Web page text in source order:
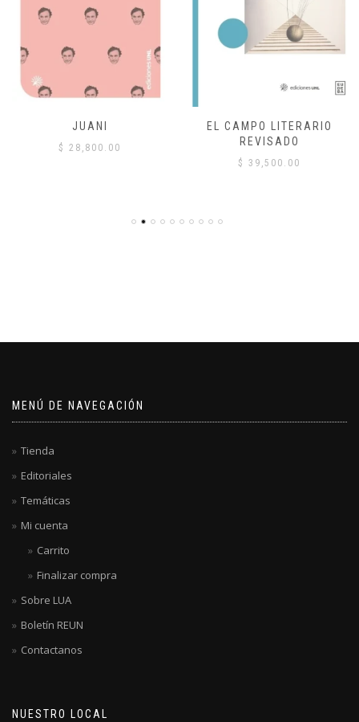
JUANI
$ 28,800.00
EL CAMPO LITERARIO
REVISADO
$ 39,500.00
MENÚ DE NAVEGACIÓN
Tienda
Editoriales
Temáticas
Mi cuenta
Carrito
Finalizar compra
Sobre LUA
Boletín REUN
Contactanos
NUESTRO LOCAL